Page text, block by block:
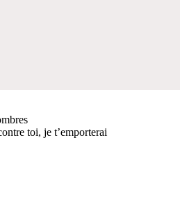
toi, je t’emporterai